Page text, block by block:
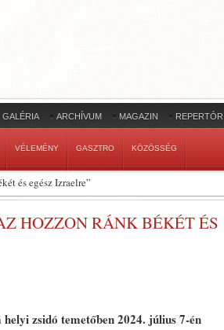
GALÉRIA ARCHÍVUM MAGAZIN
VÉLEMÉNY GASZTRO KÖZÖSSÉG
és egész Izraelre”
HOZZON RÁNK BÉKÉT ÉS
zsidó temetőben 2024. július 7-én